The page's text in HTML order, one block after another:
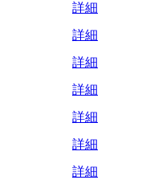
詳細
詳細
詳細
詳細
詳細
詳細
詳細